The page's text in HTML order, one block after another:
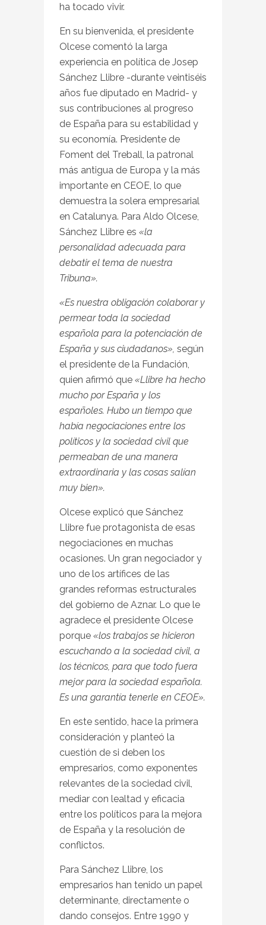
ha tocado vivir.
En su bienvenida, el presidente
Olcese comentó la larga
experiencia en política de Josep
Sánchez Llibre -durante veintiséis
años fue diputado en Madrid- y
sus contribuciones al progreso
de España para su estabilidad y
su economía. Presidente de
Foment del Treball, la patronal
más antigua de Europa y la más
importante en CEOE, lo que
demuestra la solera empresarial
en Catalunya. Para Aldo Olcese,
Sánchez Llibre es «la
personalidad adecuada para
debatir el tema de nuestra
Tribuna».
«Es nuestra obligación colaborar y
permear toda la sociedad
española para la potenciación de
España y sus ciudadanos», según
el presidente de la Fundación,
quien afirmó que «Llibre ha hecho
mucho por España y los
españoles. Hubo un tiempo que
había negociaciones entre los
políticos y la sociedad civil que
permeaban de una manera
extraordinaria y las cosas salían
muy bien».
Olcese explicó que Sánchez
Llibre fue protagonista de esas
negociaciones en muchas
ocasiones. Un gran negociador y
uno de los artífices de las
grandes reformas estructurales
del gobierno de Aznar. Lo que le
agradece el presidente Olcese
porque «los trabajos se hicieron
escuchando a la sociedad civil, a
los técnicos, para que todo fuera
mejor para la sociedad española.
Es una garantía tenerle en CEOE».
En este sentido, hace la primera
consideración y planteó la
cuestión de si deben los
empresarios, como exponentes
relevantes de la sociedad civil,
mediar con lealtad y eficacia
entre los políticos para la mejora
de España y la resolución de
conflictos.
Para Sánchez Llibre, los
empresarios han tenido un papel
determinante, directamente o
dando consejos. Entre 1990 y